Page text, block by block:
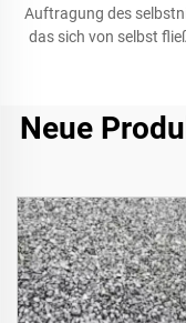
Auftragung des
das sich von selbst
Neue